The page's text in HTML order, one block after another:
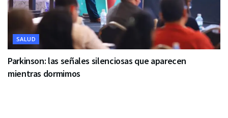
SALUD
Parkinson: las señales silenciosas que aparecen
mientras dormimos